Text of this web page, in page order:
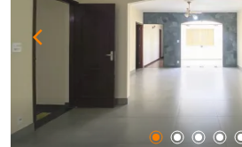
gourmet com banheiro,
de lazer e confraternização.
um dormitório adicional, ideal
uso versátil conforme a